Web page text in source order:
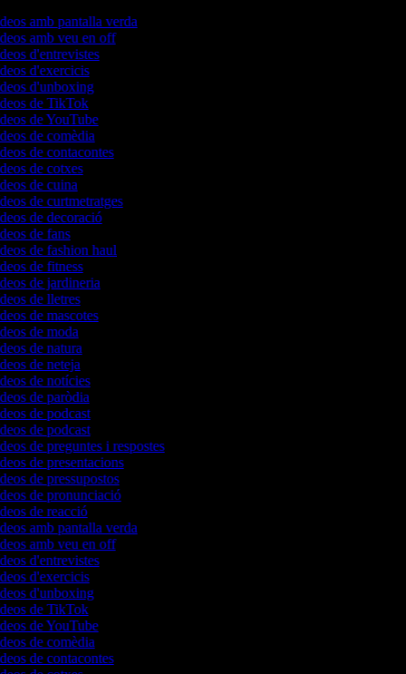
amb pantalla verda
amb veu en off
d'entrevistes
d'exercicis
d'unboxing
de TikTok
de YouTube
de comèdia
de contacontes
de cotxes
de cuina
de curtmetratges
de decoració
de fans
de fashion haul
de fitness
de jardineria
de lletres
de mascotes
de moda
de natura
de neteja
de notícies
de paròdia
de podcast
de podcast
de preguntes i respostes
de presentacions
de pressupostos
de pronunciació
de reacció
amb pantalla verda
amb veu en off
d'entrevistes
d'exercicis
d'unboxing
de TikTok
de YouTube
de comèdia
de contacontes